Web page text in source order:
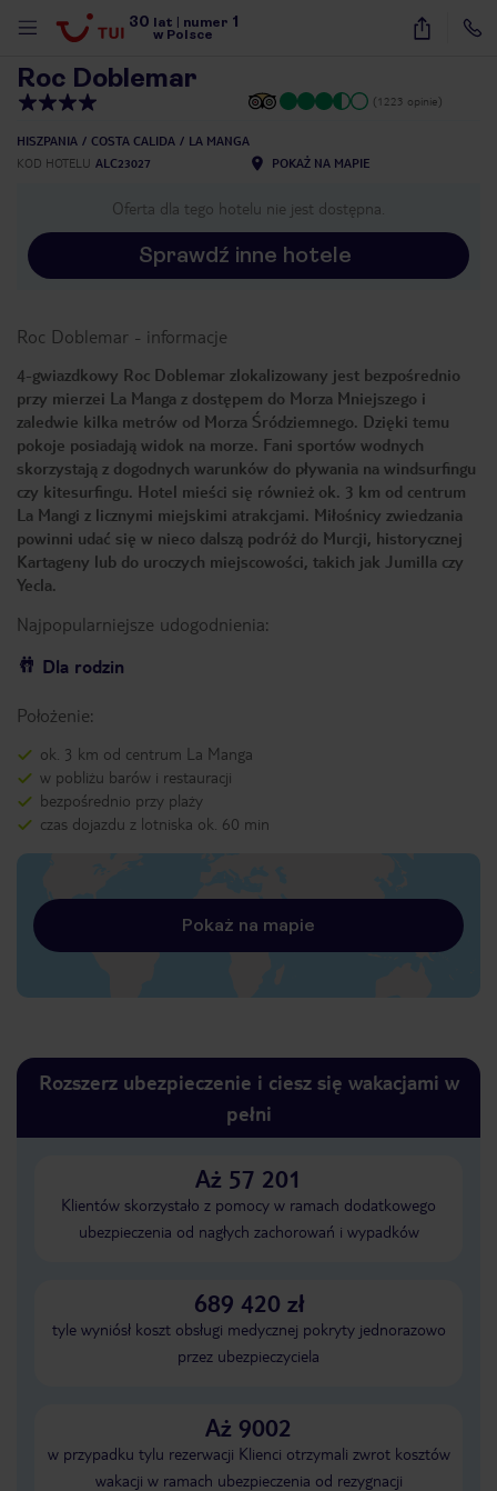
30 lat numer 1
w Polsce
24
Roc Doblemar
(1223 opinie)
HISZPANIA COSTA CALIDA
LA MANGA
KOD HOTELU ALC23027 POKAŻ NA MAPIE
Oferta dla tego hotelu nie jest dostępna.
Sprawdź inne hotele
Roc Doblemar - informacje
4-gwiazdkowy Roc Doblemar zlokalizowany jest bezpośrednio
przy mierzei La Manga z dostępem do Morza Mniejszego i
zaledwie kilka metrów od Morza Śródziemnego. Dzięki temu
pokoje posiadają widok na morze. Fani sportów wodnych
skorzystają z dogodnych warunków do pływania na windsurfingu
czy kitesurfingu. Hotel mieści się również ok. 3 km od centrum
La Mangi z licznymi miejskimi atrakcjami. Miłośnicy zwiedzania
powinni udać się w nieco dalszą podróż do Murcji, historycznej
Kartageny lub do uroczych miejscowości, takich jak Jumilla czy
Yecla.
Najpopularniejsze udogodnienia:
Dla rodzin
Położenie:
ok. 3 km od centrum La Manga
w pobliżu barów i restauracji
bezpośrednio przy plaży
czas dojazdu z lotniska ok. 60 min
Pokaż na mapie
Rozszerz ubezpieczenie i ciesz się wakacjami w
pełni
Aż 57 201
Klientów skorzystało z pomocy w ramach dodatkowego
ubezpieczenia od nagłych zachorowań i wypadków
689 420 zł
tyle wyniósł koszt obsługi medycznej pokryty jednorazowo
przez ubezpieczyciela
Aż 9002
w przypadku tylu rezerwacji Klienci otrzymali zwrot kosztów
wakacji w ramach ubezpieczenia od rezygnacji